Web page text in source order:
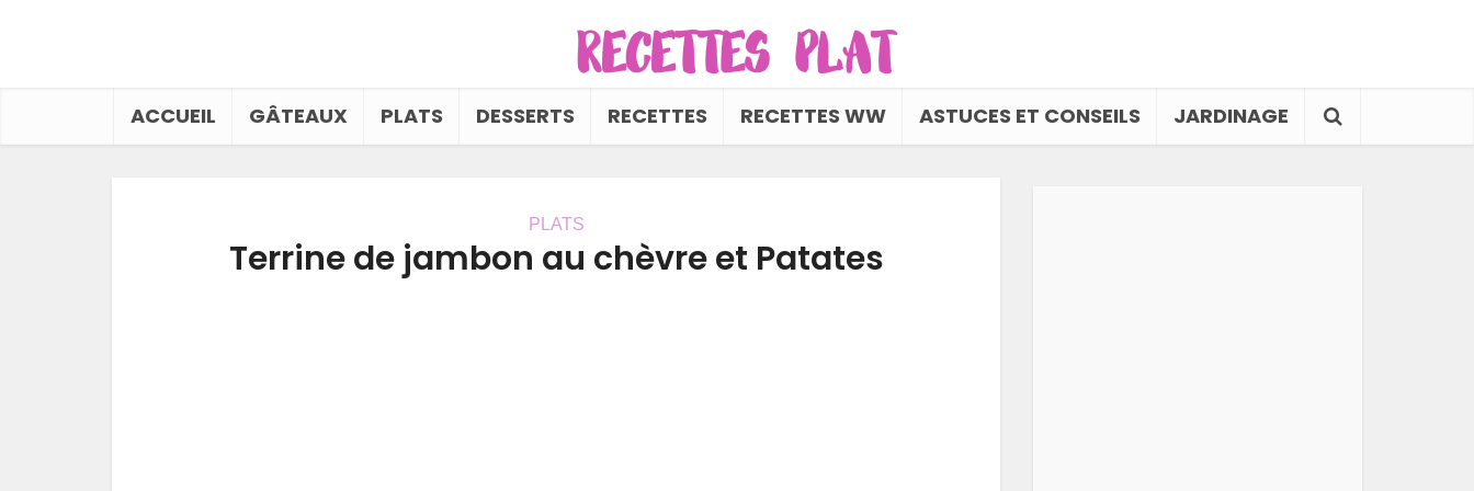
ACCUEIL GÂTEAUX PLATS DESSERTS RECETTES RECETTES WW ASTUCES ET CONSEILS JARDINAGE
PLATS
Terrine de jambon au chèvre et Patates